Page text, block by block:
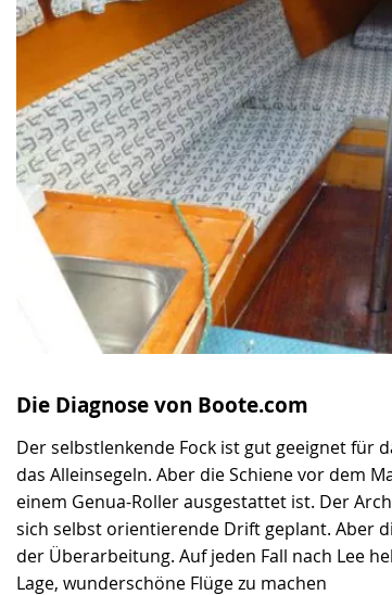
Die Diagnose von Boote.com
Der selbstlenkende Fock ist gut geeignet für
das Alleinsegeln. Aber die Schiene vor dem
einem Genua-Roller ausgestattet ist. Der
sich selbst orientierende Drift geplant. Aber
der Überarbeitung. Auf jeden Fall nach Lee
Lage, wunderschöne Flüge zu machen